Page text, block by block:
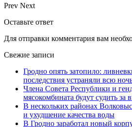
Prev Next
Оставьте ответ
Для отправки комментария вам
Свежие записи
Гродно опять затопило:
последствия устраняли всю
Члена Совета Республики и
мясокомбината будут судить за
В нескольких районах
и ухудшение качества воды
В Гродно заработал новый